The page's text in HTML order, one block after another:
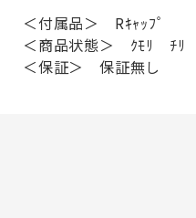
＜付属品＞ Rｷｬｯﾌﾟ
＜商品状態＞ ｸﾓﾘ ﾁﾘ
＜保証＞ 保証無し